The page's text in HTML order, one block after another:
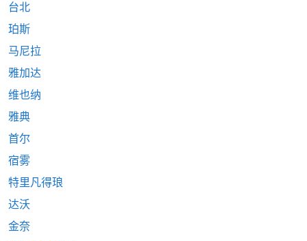
台北
珀斯
马尼拉
雅加达
维也纳
雅典
首尔
宿雾
特里凡得琅
达沃
金奈